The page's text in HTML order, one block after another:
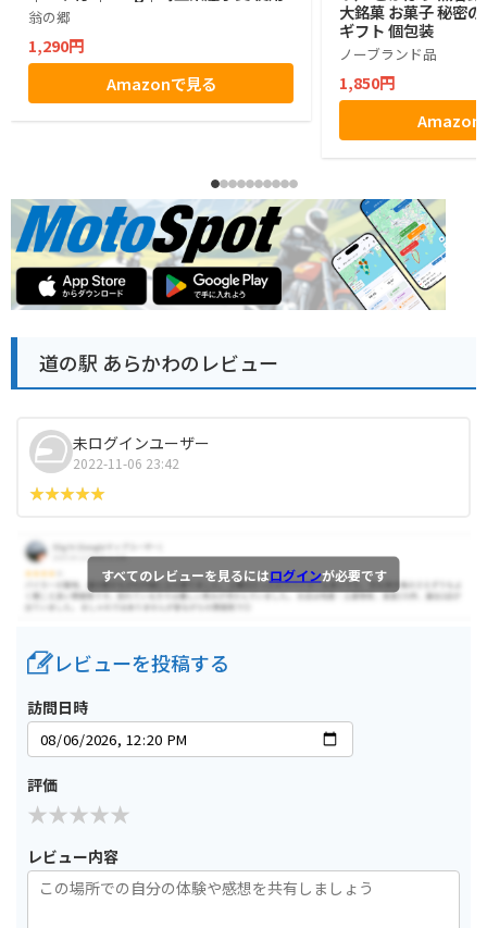
翁の郷
1,290円
Amazonで見る
大銘菓 お菓子 秘密
ギフト 個包装
ノーブランド品
1,850円
Amazon
道の駅 あらかわのレビュー
未ログインユーザー
2022-11-06 23:42
すべてのレビューを見るにはログインが必要です
レビューを投稿する
訪問日時
評価
レビュー内容